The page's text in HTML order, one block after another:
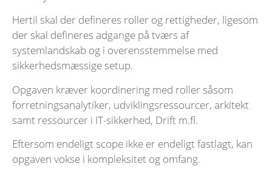
Hertil skal der defineres roller og rettigheder, ligesom
der skal defineres adgange på tværs af
systemlandskab og i overensstemmelse med
sikkerhedsmæssige setup.
Opgaven kræver koordinering med roller såsom
forretningsanalytiker, udviklingsressourcer, arkitekt
samt ressourcer i IT-sikkerhed, Drift m.fl.
Eftersom endeligt scope ikke er endeligt fastlagt, kan
opgaven vokse i kompleksitet og omfang.